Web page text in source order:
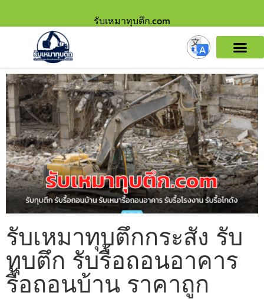
รับเหมาทุบตึก.com
รับเหมาทุบตึกกระสัง รับ
ทุบตึก รับรื้อถอนอาคาร
รื้อถอนบ้าน ราคาถูก